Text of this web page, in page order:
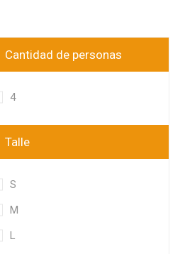
Cantidad de personas
4
Talle
S
M
L